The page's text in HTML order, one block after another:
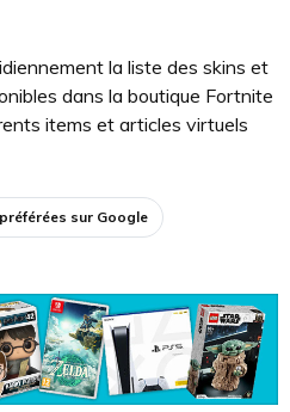
AUX
la liste des skins et
dans la boutique Fortnite
items et articles virtuels
sur Google